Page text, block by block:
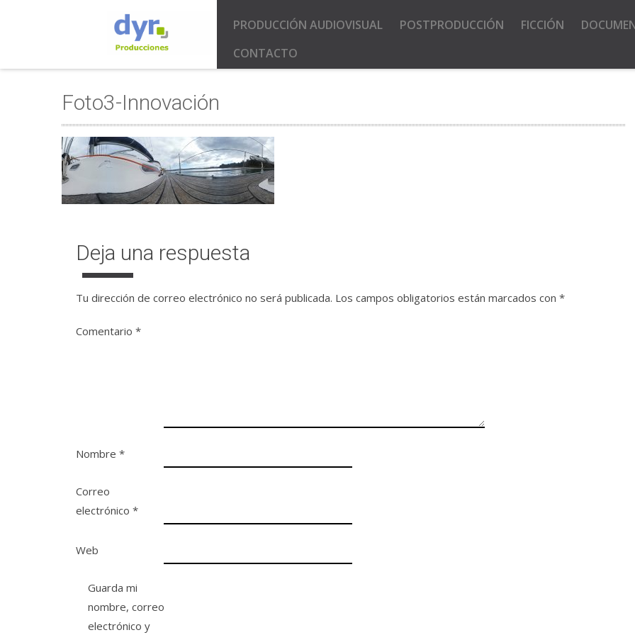
PRODUCCIÓN AUDIOVISUAL POSTPRODUCCIÓN FICCIÓN
CONTACTO
Foto3-Innovación
Deja una respuesta
Tu dirección de correo electrónico no será publicada. Los campos obligatorios están marcados con *
Comentario *
Nombre *
Correo
electrónico *
Web
Guarda mi
nombre, correo
electrónico y